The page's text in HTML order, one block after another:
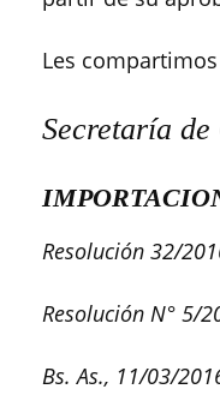
Les
Secretaría
Resolución 32/
Resolución N° 5/
Bs. As., 11/03/